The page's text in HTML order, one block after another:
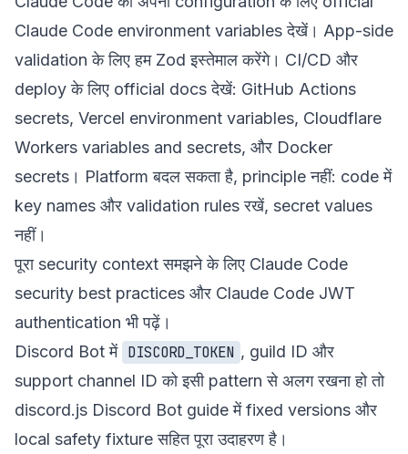
Claude Code environment variablesदेखें। App-side
validation के लिए हम Zod इस्तेमाल करेंगे। CI/CD और
deploy के लिए official docs देखें: GitHub Actions
secrets, Vercel environment variables, Cloudflare
Workers variables and secrets, और Docker
secrets । Platform बदल सकता है, principle नहीं: code में
key names और validation rules रखें, secret values
नहीं।
पूरा security context समझने के लिए Claude Code
security best practices और Claude Code JWT
authentication भी पढ़ें।
Discord Bot में DISCORD_TOKEN , guild ID और
support channel ID को इसी pattern से अलग रखना हो तो
discord.js Discord Bot guideमें fixed versions और
local safety fixture सहित पूरा उदाहरण है।